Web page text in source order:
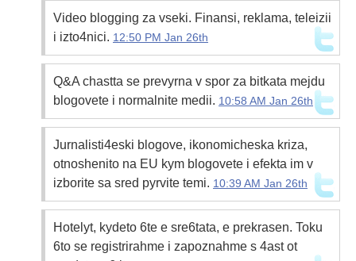
Video blogging za vseki. Finansi, reklama, teleizii
i izto4nici. 12:50 PM Jan 26th
Q&A chastta se prevyrna v spor za bitkata mejdu
blogovete i normalnite medii. 10:58 AM Jan 26th
Jurnalisti4eski blogove, ikonomicheska kriza,
otnoshenito na EU kym blogovete i efekta im v
izborite sa sred pyrvite temi. 10:39 AM Jan 26th
Hotelyt, kydeto 6te e sre6tata, e prekrasen. Toku
6to se registrirahme i zapoznahme s 4ast ot